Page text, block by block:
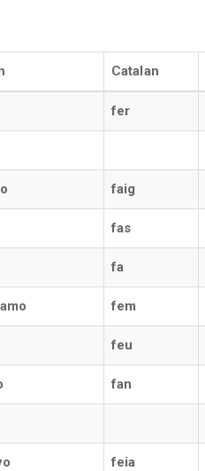
Catalan
fer
faig
fas
fa
fem
feu
fan
feia